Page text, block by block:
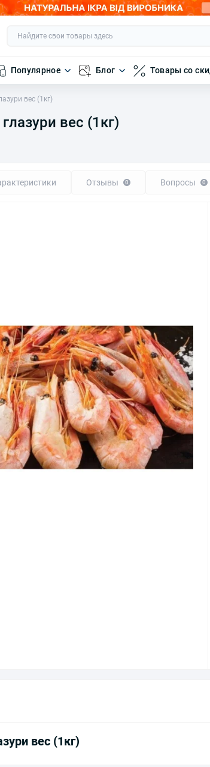
Популярное Блог Товары со
вес (1кг)
вес (1кг)
Отзывы 0 Вопросы 0
вес (1кг)